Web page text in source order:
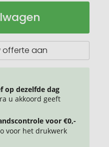
offerte aan
op dezelfde dag
u akkoord geeft
voor €0,-
voor het drukwerk